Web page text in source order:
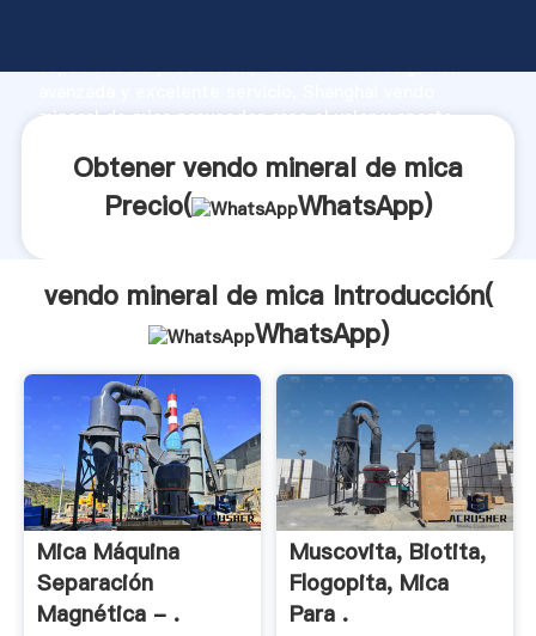
capacidad de producción, fuerza de investigación
mineral de mica proveedor crea el valor y aporta
Obtener vendo mineral de mica
Precio(
WhatsApp)
vendo mineral de mica Introducción(
WhatsApp)
Mica Máquina
Separación
Magnética - .
Muscovita, Biotita,
Flogopita, Mica
Para .